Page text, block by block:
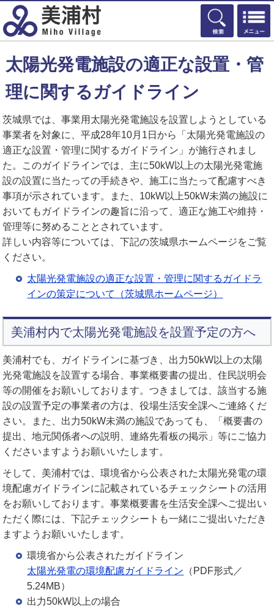
検索
太陽光発電施設の適正な設置・管
理に関するガイドライン
茨城県では、事業用太陽光発電施設を設置しようとしている
事業者を対象に、平成28年10月1日から「太陽光発電施設の
適正な設置・管理に関するガイドライン」が施行されまし
た。このガイドラインでは、主に50kW以上の太陽光発電施
設の設置に当たっての手続きや、施工に当たって配慮すべき
事項が示されています。また、10kW以上50kW未満の施設に
おいてもガイドラインの趣旨に沿って、適正な施工や維持・
管理等に努めることとされています。
詳しい内容等については、下記の茨城県ホームページをご覧
ください。
太陽光発電施設の適正な設置・管理に関するガイドラ
インの策定について（茨城県ホームページ）
美浦村内で太陽光発電施設を設置予定の方へ
美浦村でも、ガイドラインに基づき、出力50kW以上の太陽
光発電施設を設置する場合、事業概要書の提出、住民説明会
等の開催をお願いしております。つきましては、該当する施
設の設置予定の事業者の方は、役場生活安全課へご連絡くだ
さい。また、出力50kW未満の施設であっても、「概要書の
提出、地元関係者への説明、連絡先看板の掲示」等にご協力
くださいますようお願いいたします。
そして、美浦村では、環境省から公表された太陽光発電の環
境配慮ガイドラインに記載されているチェックシートの活用
をお願いしております。事業概要書を生活安全課へご提出い
ただく際には、下記チェックシートも一緒にご提出いただき
ますようお願いいたします。
環境省から公表されたガイドライン
太陽光発電の環境配慮ガイドライン （PDF形式／
5.24MB）
出力50kW以上の場合